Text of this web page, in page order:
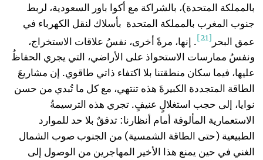
بالمملكة المتحدة)، بالشراكة مع أكوا باور السعودية، لربط
جنوب المغرب بالمملكة المتحدة بأسلاك لنقل الكهرباء في
عمق البحر [21]
. إنها، مرةً أخرى، نفسُ علاقات الاستخراج،
ونفسُ ممارسات الاستحواذ على الأراضي، التي يجري الحفاظُ
عليها، فيما سكان منطقتنا بلا اكتفاء ذاتي طاقوي. إن مشاريعَ
الطاقة المتجددة الكبيرةَ هذه تنتهي، مع كل ما تُبدي من حسن
نوايا، إلى حجب استغلالٍ عنيفٍ. تجري هذه الترسيمةُ
الاستعمارية المألوفة أمام أنظارنا: تدفقٌ بلا حد للموارد
الطبيعية (حتى الطاقة الشمسية) من الجنوب صوب الشمال
الغني في حين يمنع هذا الأخير المهاجرين من الوصول إلى